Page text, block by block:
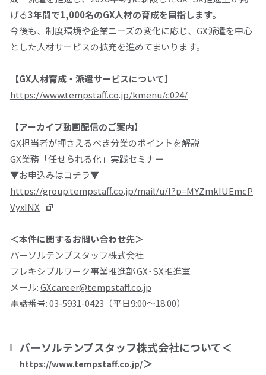
げる3年間で1,000名のGX人材の育成を目指します。
今後も、制度環境や企業ニーズの変化に応じ、 GX派遣を中心
とした人材サービスの拡充を進めてまいります。
【GX人材育成・派遣サービスについて】
https://www.tempstaff.co.jp/kmenu/c024/
【アーカイブ動画配信のご案内】
GX担当者が押さえるべき分業のポイントを解説
GX業務「任せられる化」実践セミナー
▼お申込みはコチラ▼
https://group.tempstaff.co.jp/mail/u/l?p=MYZmkIUEmcP
VyxINX
＜本件に関するお問い合わせ先＞
パーソルテンプスタッフ株式会社
フレキシブルワーク事業推進部GX･SX推進室
メール:GXcareer@tempstaff.co.jp
電話番号: 03-5931-0423 （平日9:00～18:00）
パーソルテンプスタッフ株式会社について＜
https://www.tempstaff.co.jp/＞